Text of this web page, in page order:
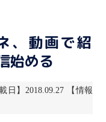
、動画で紹
始める
日】2018.09.27 【情報